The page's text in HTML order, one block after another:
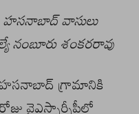
హసనాబాద్ వాసులు
నంబూరు శంకరరావు
హసనాబాద్ గ్రామానికి
వైఎస్సార్సీపీలో